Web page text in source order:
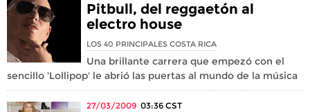
Pitbull, del reggaetón al
electro house
LOS 40 PRINCIPALES COSTA RICA
Una brillante carrera que empezó con el
sencillo 'Lollipop' le abrió las puertas al mundo de la música
27/03/2009 03:36 CST